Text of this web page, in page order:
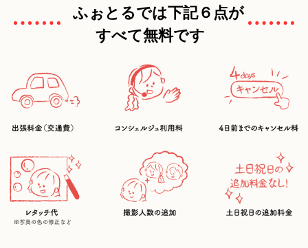
ふぉとるでは下記６点が
すべて無料です